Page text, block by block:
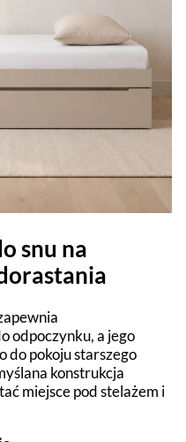
snu na
odpoczynku, a jego
do pokoju starszego
konstrukcja
miejsce pod stelażem i